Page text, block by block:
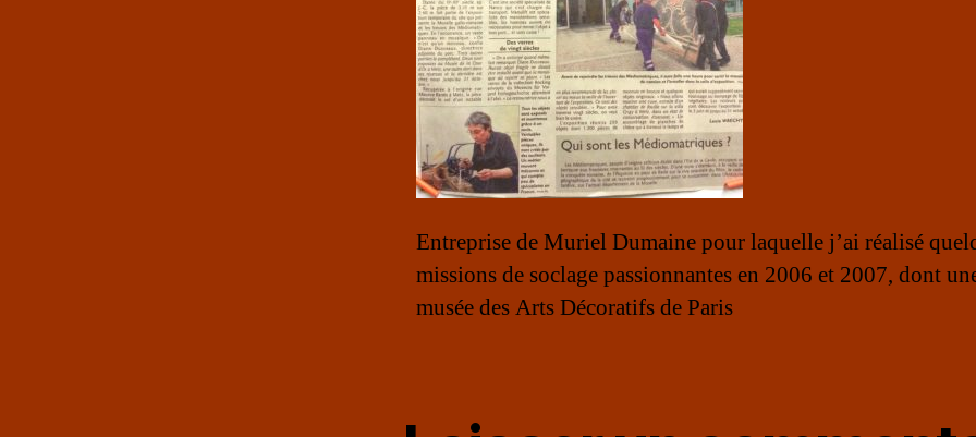
Entreprise de Muriel Dumaine pour laquelle j’ai réalisé
missions de soclage passionnantes en 2006 et 2007, dont
musée des Arts Décoratifs de Paris